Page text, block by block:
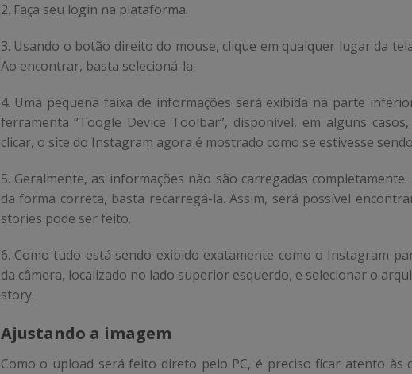
2. Faça seu login na plataforma.
3. Usando o botão direito do mouse, clique em qualquer lugar da
Ao encontrar, basta selecioná-la.
4. Uma pequena faixa de informações será exibida na parte
ferramenta “Toogle Device Toolbar”, disponível, em alguns
clicar, o site do Instagram agora é mostrado como se estivesse
5. Geralmente, as informações não são carregadas
da forma correta, basta recarregá-la. Assim, será possível
stories pode ser feito.
6. Como tudo está sendo exibido exatamente como o Instagram
da câmera, localizado no lado superior esquerdo, e selecionar o
story.
Ajustando a imagem
Como o upload será feito direto pelo PC, é preciso ficar atento às